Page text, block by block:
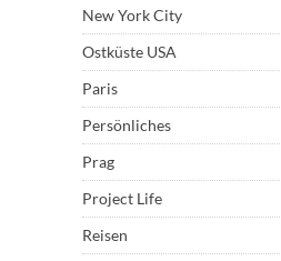
New York City
Ostküste USA
Paris
Persönliches
Prag
Project Life
Reisen